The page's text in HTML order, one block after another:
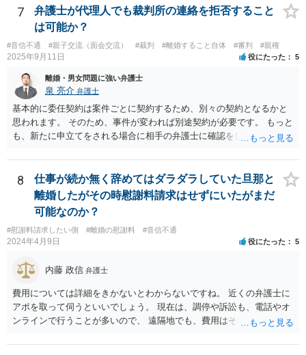
針を決めた場合は検察庁に事件を送致する流れとなることが見込まれ
ます。
7
弁護士が代理人でも裁判所の連絡を拒否すること
は可能か？
#音信不通 #親子交流（面会交流） #裁判 #離婚すること自体 #審判 #親権
2025年9月11日 役にたった 5
離婚・男女問題に強い弁護士
泉 亮介 弁護士
基本的に委任契約は案件ごとに契約するため、別々の契約となるかと
思われます。 そのため、事件が変われば別途契約が必要です。 もっと
も、新たに申立てをされる場合に相手の弁護士に確認をして、相手の
も考えられるでしょう。
8
仕事が続か無く辞めてはダラダラしていた旦那と
離婚したがその時慰謝料請求はせずにいたがまだ
可能なのか？
#慰謝料請求したい側 #離婚の慰謝料 #音信不通
2024年4月9日 役にたった 5
内藤 政信 弁護士
費用については詳細をきかないとわからないですね。 近くの弁護士に
アポを取って伺うといいでしょう。 現在は、調停や訴訟も、電話やオ
ンラインで行うことが多いので、 遠隔地でも、費用はそれほど変わり